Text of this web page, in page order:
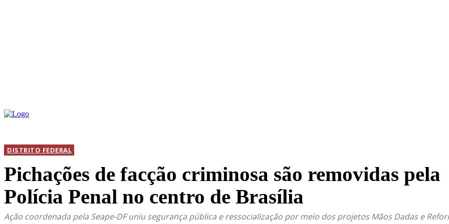
DISTRITO FEDERAL
Pichações de facção criminosa são removidas pela
Polícia Penal no centro de Brasília
Ação coordenada pela Seape-DF uniu segurança pública e ressocialização por meio dos projetos Mãos Dadas e